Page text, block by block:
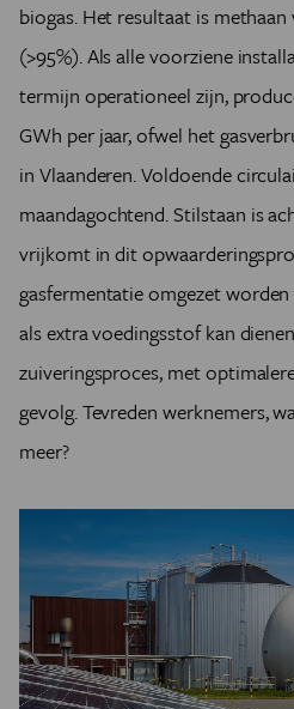
biogas. Het resultaat is
(>95%). Als alle voorziene
termijn operationeel zijn,
GWh per jaar, ofwel het
in Vlaanderen. Voldoende
maandagochtend. Stilstaan is
vrijkomt in dit
gasfermentatie omgezet
als extra voedingsstof kan
zuiveringsproces, met
gevolg. Tevreden werknemers,
meer?